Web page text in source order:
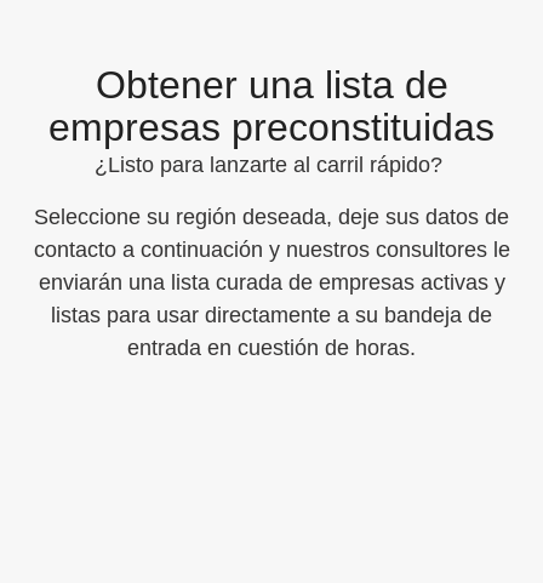
Obtener una lista de
empresas preconstituidas
¿Listo para lanzarte al carril rápido?
Seleccione su región deseada, deje sus datos de
contacto a continuación y nuestros consultores le
enviarán una lista curada de empresas activas y
listas para usar directamente a su bandeja de
entrada en cuestión de horas.